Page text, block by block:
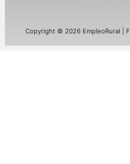
Copyright © 2026 EmpleoRural |